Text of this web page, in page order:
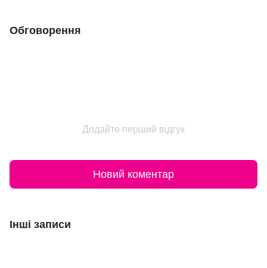
Обговорення
Додайте перший відгук
Новий коментар
Інші записи